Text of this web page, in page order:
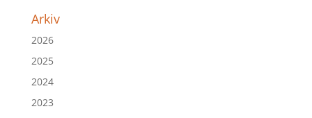
Arkiv
2026
2025
2024
2023